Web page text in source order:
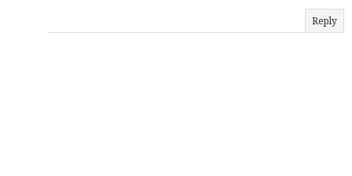
Reply